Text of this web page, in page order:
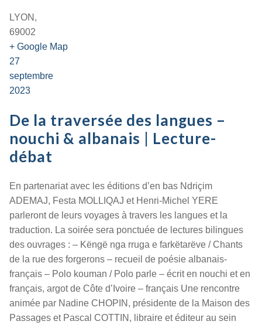
LYON,
69002
+ Google Map
27
septembre
2023
De la traversée des langues –
nouchi & albanais | Lecture-
débat
En partenariat avec les éditions d’en bas Ndriçim
ADEMAJ, Festa MOLLIQAJ et Henri-Michel YERE
parleront de leurs voyages à travers les langues et la
traduction. La soirée sera ponctuée de lectures bilingues
des ouvrages : – Këngë nga rruga e farkëtarëve / Chants
de la rue des forgerons – recueil de poésie albanais-
français – Polo kouman / Polo parle – écrit en nouchi et en
français, argot de Côte d’Ivoire – français Une rencontre
animée par Nadine CHOPIN, présidente de la Maison des
Passages et Pascal COTTIN, libraire et éditeur au sein